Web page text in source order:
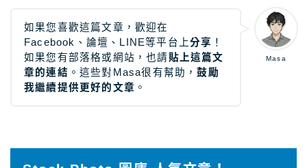
Masa
如果您喜歡這篇文章，歡迎在
Facebook、論壇、LINE等平台上分享 ！
如果您有部落格或網站，也請貼上這篇文
章的連結 。這些對Masa很有幫助，鼓勵
我繼續提供更好的文章 。